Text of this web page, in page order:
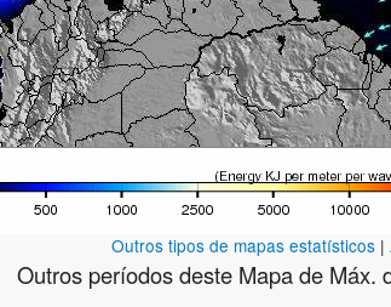
Outros tipos de mapas estatísticos|
Outros períodos deste Mapa de Máx.